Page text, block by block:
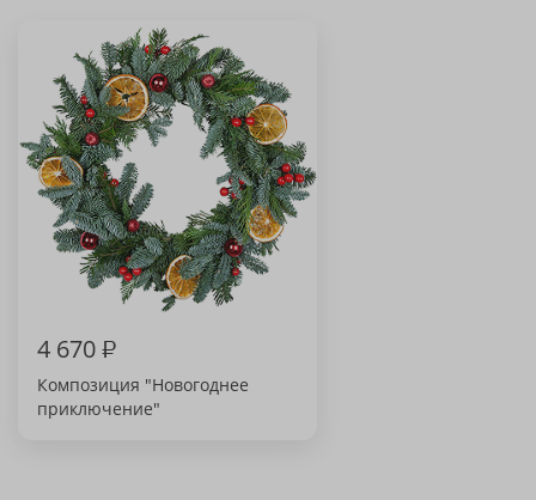
4 670₽
Композиция "Новогоднее
приключение"